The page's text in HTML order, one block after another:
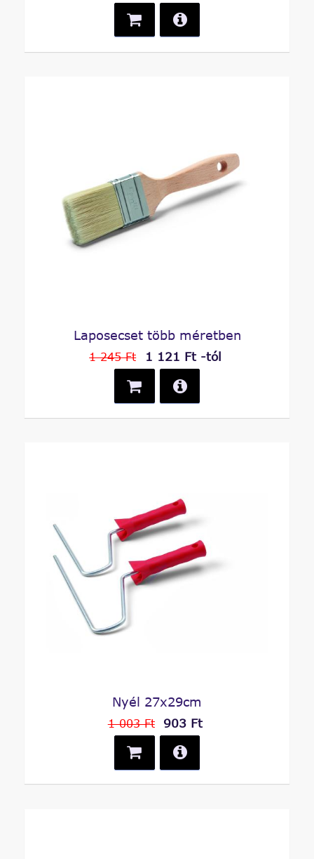
Laposecset több méretben
1 245 Ft 1 121 Ft -tól
Nyél 27x29cm
1 003 Ft 903 Ft